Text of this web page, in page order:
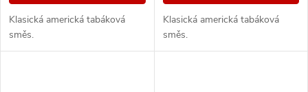
Klasická americká tabáková
směs.
Klasická americká tabáková
směs.